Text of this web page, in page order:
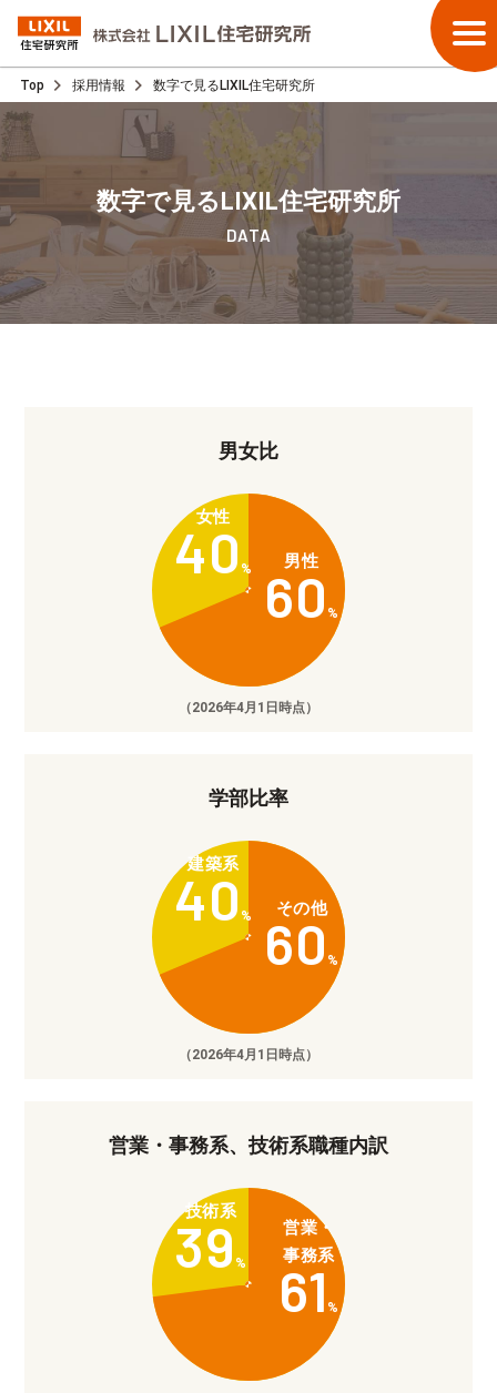
Top 採用情報 数字で見るLIXIL住宅研究所
数字で見るLIXIL住宅研究所
DATA
男女比
男性
60 %
女性
40 %
（2026年4月1日時点）
学部比率
その他
60 %
建築系
40 %
（2026年4月1日時点）
営業・事務系、技術系職種内訳
営業・
事務系
61 %
技術系
39 %